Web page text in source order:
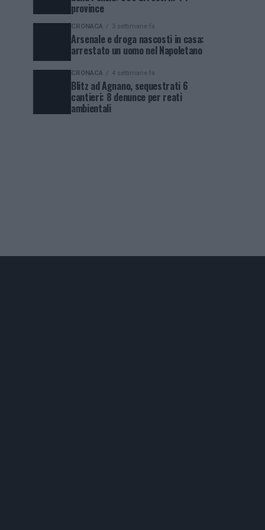
province
CRONACA 3 settimane fa
Arsenale e droga nascosti in casa:
arrestato un uomo nel Napoletano
CRONACA 4 settimane fa
Blitz ad Agnano, sequestrati 6
cantieri: 8 denunce per reati
ambientali